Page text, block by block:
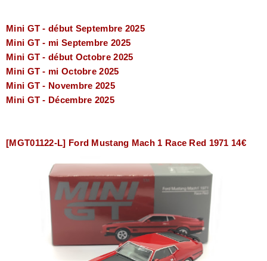
Mini GT - début Septembre 2025
Mini GT - mi Septembre 2025
Mini GT - début Octobre 2025
Mini GT - mi Octobre 2025
Mini GT - Novembre 2025
Mini GT - Décembre 2025
[MGT01122-L] Ford Mustang Mach 1 Race Red 1971 14€